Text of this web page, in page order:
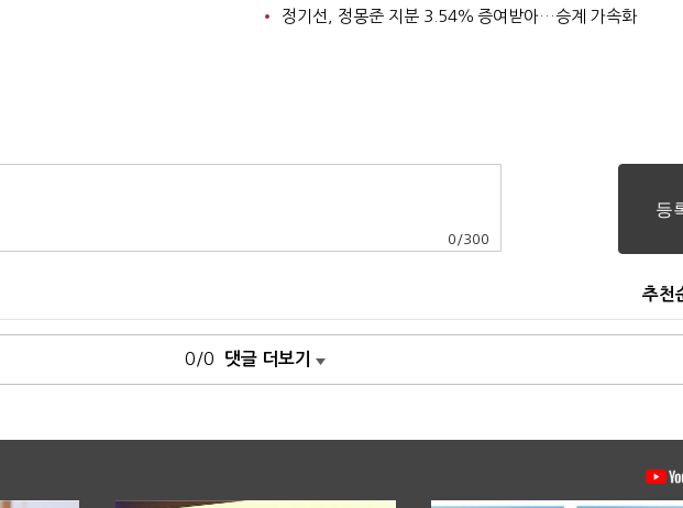
정기선, 정몽준 지분 3.54％ 증여받아…승계 가속화
0 /300
추천
0/0 댓글 더보기